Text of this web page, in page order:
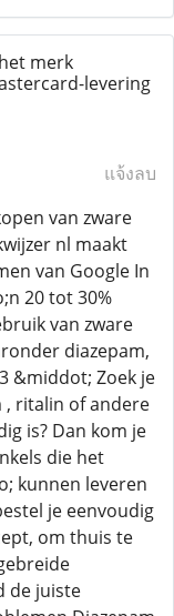
merk
levering
แจ้งลบ
van zware
nl maakt
van Google In
20 tot 30%
van zware
diazepam,
&middot; Zoek je
, ritalin of andere
is? Dan kom je
die het
kunnen leveren
je eenvoudig
om thuis te
de juiste